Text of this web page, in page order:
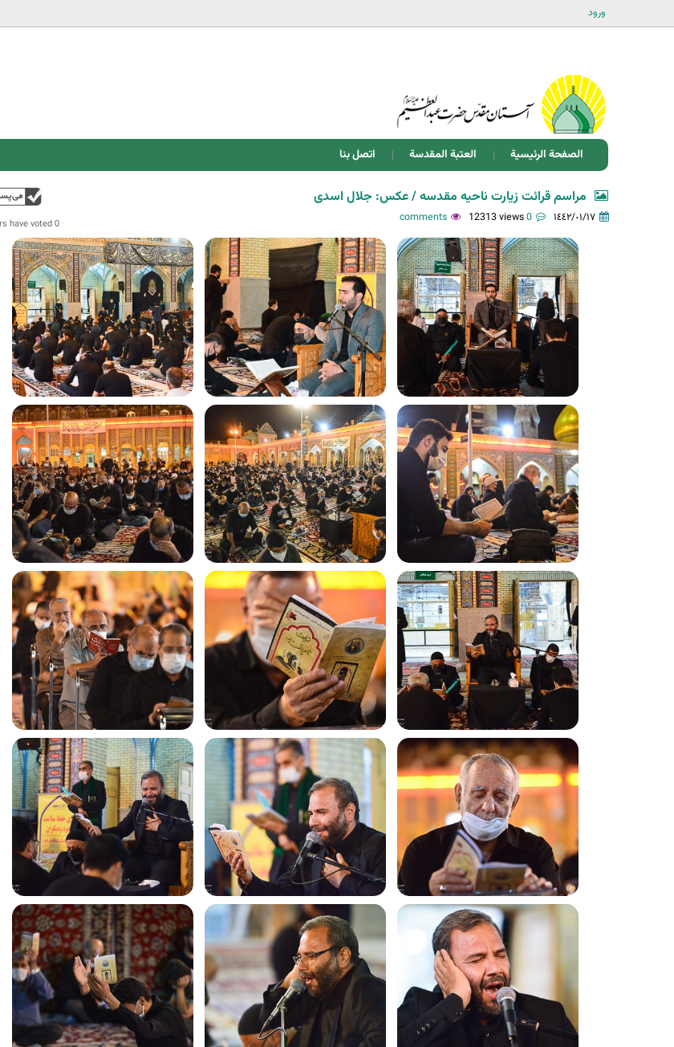
ورود
الصفحة الرئيسية العتبة المقدسة اتصل بنا
0 users have voted.
مراسم قرائت زیارت ناحیه مقدسه / عکس: جلال اسدی
١٤٤٢/٠١/١٧ 0 comments
12313 views